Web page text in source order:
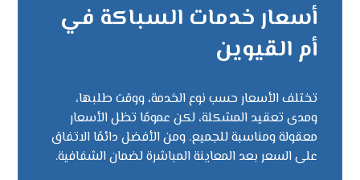
أسعار خدمات السباكة في
أم القيوين
تختلف الأسعار حسب نوع الخدمة، ووقت طلبها،
ومدى تعقيد المشكلة، لكن عمومًا تظل الأسعار
معقولة ومناسبة للجميع. ومن الأفضل دائمًا الاتفاق
على السعر بعد المعاينة المباشرة لضمان الشفافية.